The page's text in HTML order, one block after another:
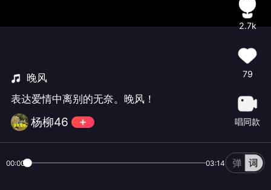
晚风
表达爱情中离别的无奈。晚风！
杨柳46
2.7k
79
唱同款
00:00 03:14